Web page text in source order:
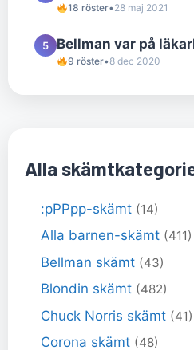
18 röster•28 maj 2021
5 Bellman var på
9 röster•8 dec 2020
Alla
:pPPpp-skämt (14)
Alla barnen-skämt (411)
Bellman skämt (43)
Blondin skämt (482)
Chuck Norris skämt (41)
Corona skämt (48)